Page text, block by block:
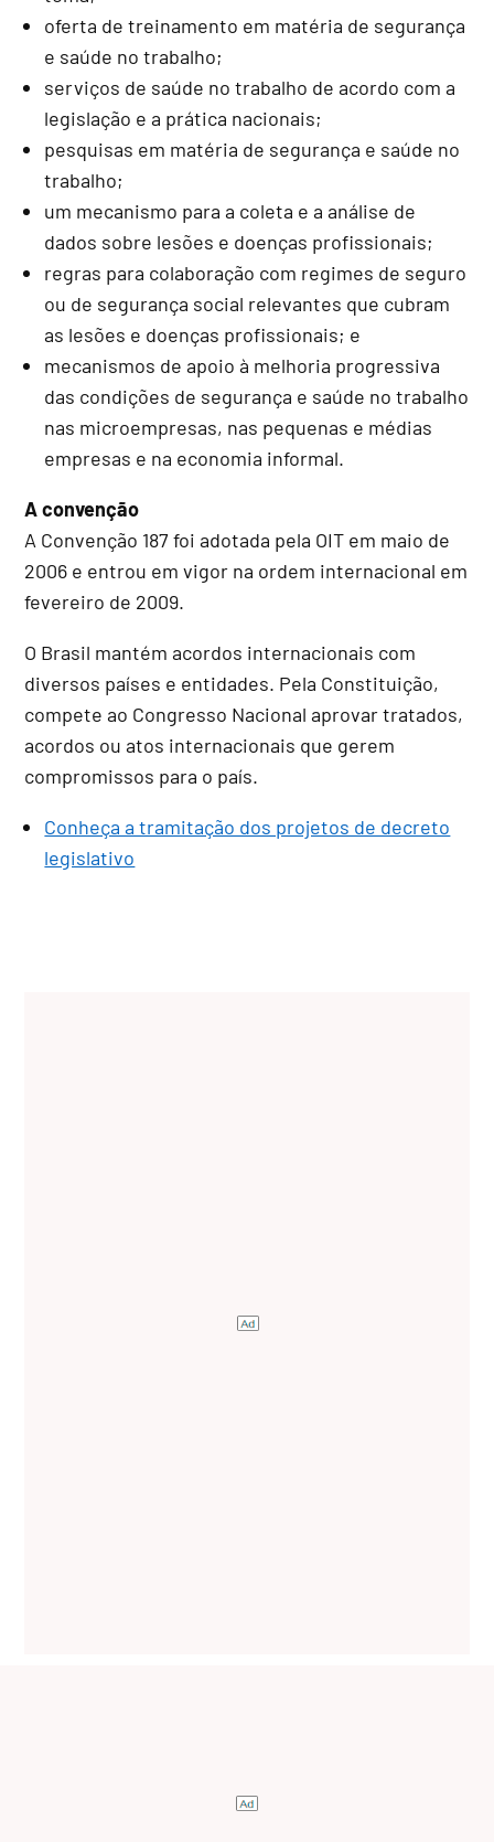
oferta de treinamento em matéria de segurança
e saúde no trabalho;
serviços de saúde no trabalho de acordo com a
legislação e a prática nacionais;
pesquisas em matéria de segurança e saúde no
trabalho;
um mecanismo para a coleta e a análise de
dados sobre lesões e doenças profissionais;
regras para colaboração com regimes de seguro
ou de segurança social relevantes que cubram
as lesões e doenças profissionais; e
mecanismos de apoio à melhoria progressiva
das condições de segurança e saúde no trabalho
nas microempresas, nas pequenas e médias
empresas e na economia informal.
A convenção
A Convenção 187 foi adotada pela OIT em maio de
2006 e entrou em vigor na ordem internacional em
fevereiro de 2009.
O Brasil mantém acordos internacionais com
diversos países e entidades. Pela Constituição,
compete ao Congresso Nacional aprovar tratados,
acordos ou atos internacionais que gerem
compromissos para o país.
Conheça a tramitação dos projetos de decreto
legislativo